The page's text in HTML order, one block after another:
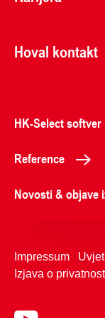
Hoval kontakt
HK-Select softver
Reference
Novosti & objave
Impressum
Izjava o